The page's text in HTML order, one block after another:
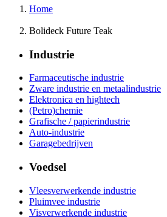
Home
Bolideck Future Teak
Industrie
Farmaceutische industrie
Zware industrie en metaalindustrie
Elektronica en hightech
(Petro)chemie
Grafische / papierindustrie
Auto-industrie
Garagebedrijven
Voedsel
Vleesverwerkende industrie
Pluimvee industrie
Visverwerkende industrie